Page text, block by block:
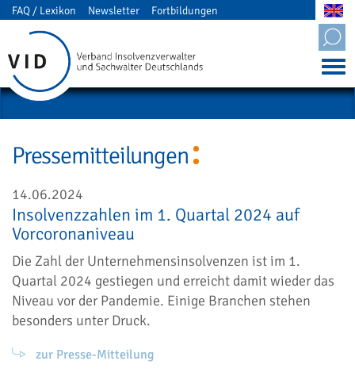
FAQ / Lexikon Newsletter Fortbildungen
Mitgliederbereich
Pressemitteilungen
14.06.2024
Insolvenzzahlen im 1. Quartal 2024 auf
Vorcoronaniveau
Die Zahl der Unternehmensinsolvenzen ist im 1.
Quartal 2024 gestiegen und erreicht damit wieder das
Niveau vor der Pandemie. Einige Branchen stehen
besonders unter Druck.
zur Presse-Mitteilung